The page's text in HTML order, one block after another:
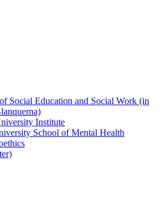
Social Education and Social Work (in
Institute
School of Mental Health